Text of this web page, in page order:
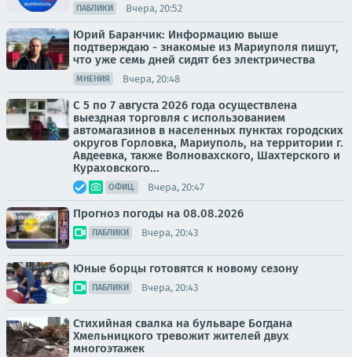
ПАБЛИКИ Вчера, 20:52
Юрий Баранчик: Информацию выше
подтверждаю - знакомые из Мариуполя пишут,
что уже семь дней сидят без электричества
МНЕНИЯ Вчера, 20:48
С 5 по 7 августа 2026 года осуществлена
выездная торговля с использованием
автомагазинов в населенных пунктах городских
округов Горловка, Мариуполь, на территории г.
Авдеевка, также Волновахского, Шахтерского и
Кураховского...
ОФИЦ. Вчера, 20:47
Прогноз погоды на 08.08.2026
ПАБЛИКИ Вчера, 20:43
Юные борцы готовятся к новому сезону
ПАБЛИКИ Вчера, 20:43
Стихийная свалка на бульваре Богдана
Хмельницкого тревожит жителей двух
многоэтажек